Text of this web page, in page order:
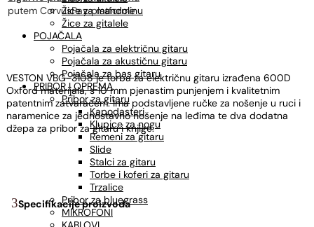
Žice za mandolinu
Žice za gitalele
POJAČALA
Pojačala za električnu gitaru
Pojačala za akustičnu gitaru
Pojačala za bas gitaru
PRIBOR I OPREMA
Pribor za gitaru
Kapodasteri
Klupice za nogu
Remeni za gitaru
Slide
Stalci za gitaru
Torbe i koferi za gitaru
Trzalice
Pribor za bluegrass
MIKROFONI
putem CorvusPay platforme
VESTON VBG-3108 je torba za električnu gitaru izrađena 600D
Oxford materijala, s 10 mm pjenastim punjenjem i kvalitetnim
patentnim zatvaračem. Ima podstavljene ručke za nošenje u ruci i
naramenice za jednostavno nošenje na leđima te dva dodatna
džepa za pribor za gitaru i knjige.
Specifikacije proizvoda